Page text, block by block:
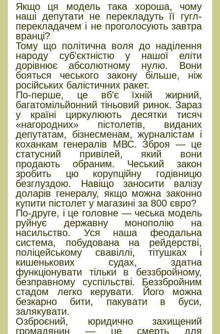
Якщо ця модель така хороша, чому
наші депутати не перекладуть її гугл-
перекладачем і не проголосують завтра
вранці?
Тому що політична воля до наділення
народу суб'єктністю у нашої еліти
дорівнює абсолютному нулю. Вони
бояться чеського закону більше, ніж
російських балістичних ракет.
По-перше, це вб'є їхній жирний,
багатомільйонний тіньовий ринок. Зараз
у країні циркулюють десятки тисяч
«нагородних» пістолетів, виданих
депутатам, бізнесменам, журналістам і
коханкам генералів МВС. Зброя — це
статусний привілей, який вони
продають обраним. Чеський закон
зробить цю корупційну годівницю
безглуздою. Навіщо заносити валізу
доларів генералу, якщо можна законно
купити пістолет у магазині за 800 євро?
По-друге, і це головне — чеська модель
руйнує державну монополію на
насильство. Уся наша феодальна
система, побудована на рейдерстві,
поліцейському свавіллі, тітушках і
кишенькових судах, здатна
функціонувати тільки в беззбройному,
безправному суспільстві. Беззбройним
стадом легко керувати. Його можна
безкарно бити, пакувати в буси,
залякувати.
Озброєний, юридично захищений
громадянин — це смерть для